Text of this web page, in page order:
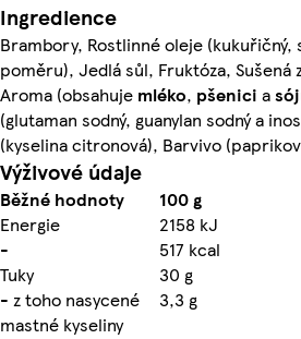
Ingredience
Brambory, Rostlinné oleje
poměru), Jedlá sůl, Fruktóza, Sušená
Aroma (obsahuje mléko, pšenici a
(glutaman sodný, guanylan sodný a
(kyselina citronová), Barvivo
Výživové údaje
Běžné hodnoty 100 g
Energie
2158 kJ
-
517 kcal
Tuky
30 g
- z toho nasycené
mastné kyseliny
3,3 g